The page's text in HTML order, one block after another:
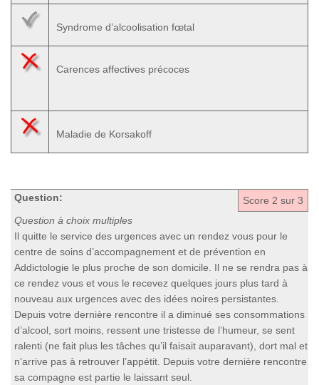
Syndrome d’alcoolisation fœtal
Carences affectives précoces
Maladie de Korsakoff
Score 2 sur 3
Question:
Question à choix multiples
Il quitte le service des urgences avec un rendez vous pour le
centre de soins d’accompagnement et de prévention en
Addictologie le plus proche de son domicile. Il ne se rendra pas à
ce rendez vous et vous le recevez quelques jours plus tard à
nouveau aux urgences avec des idées noires persistantes.
Depuis votre dernière rencontre il a diminué ses consommations
d’alcool, sort moins, ressent une tristesse de l’humeur, se sent
ralenti (ne fait plus les tâches qu’il faisait auparavant), dort mal et
n’arrive pas à retrouver l’appétit. Depuis votre dernière rencontre
sa compagne est partie le laissant seul.